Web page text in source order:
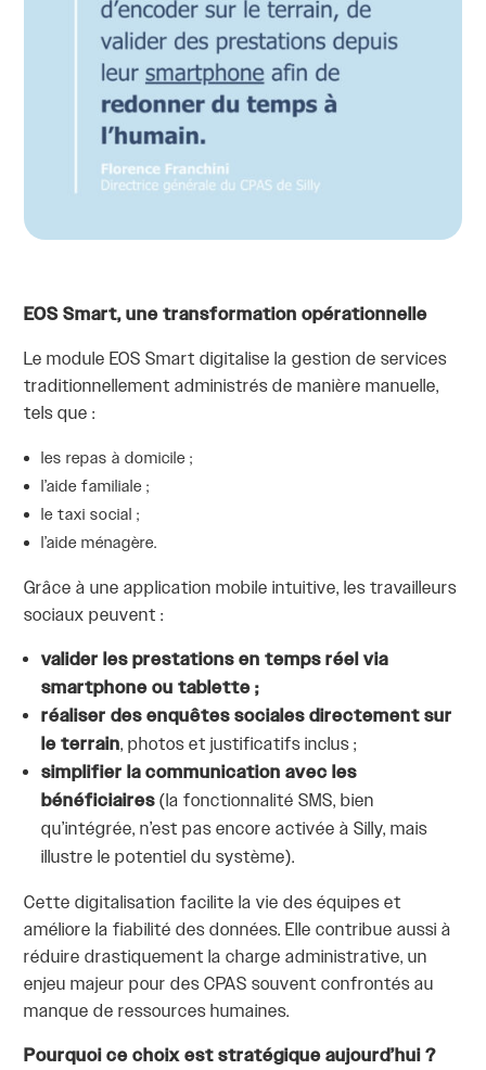
EOS Smart, une transformation opérationnelle
Le module EOS Smart digitalise la gestion de services
traditionnellement administrés de manière manuelle,
tels que :
les repas à domicile ;
l’aide familiale ;
le taxi social ;
l’aide ménagère.
Grâce à une application mobile intuitive, les travailleurs
sociaux peuvent :
valider les prestations en temps réel via
smartphone ou tablette ;
réaliser des enquêtes sociales directement sur
le terrain, photos et justificatifs inclus ;
simplifier la communication avec les
bénéficiaires(la fonctionnalité SMS, bien
qu’intégrée, n’est pas encore activée à Silly, mais
illustre le potentiel du système).
Cette digitalisation facilite la vie des équipes et
améliore la fiabilité des données. Elle contribue aussi à
réduire drastiquement la charge administrative, un
enjeu majeur pour des CPAS souvent confrontés au
manque de ressources humaines.
Pourquoi ce choix est stratégique aujourd’hui ?